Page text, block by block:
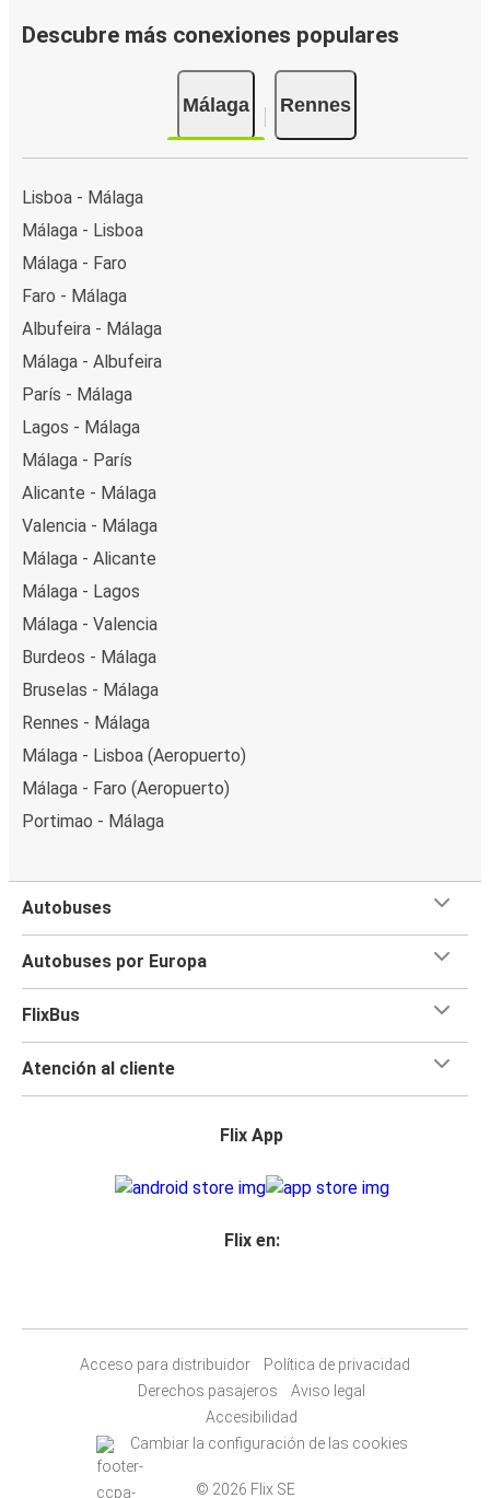
Descubre más conexiones populares
Málaga Rennes
Lisboa - Málaga
Málaga - Lisboa
Málaga - Faro
Faro - Málaga
Albufeira - Málaga
Málaga - Albufeira
París - Málaga
Lagos - Málaga
Málaga - París
Alicante - Málaga
Valencia - Málaga
Málaga - Alicante
Málaga - Lagos
Málaga - Valencia
Burdeos - Málaga
Bruselas - Málaga
Rennes - Málaga
Málaga - Lisboa (Aeropuerto)
Málaga - Faro (Aeropuerto)
Portimao - Málaga
Autobuses
Autobuses por Europa
FlixBus
Atención al cliente
Flix App
Flix en:
Acceso para distribuidor
Política de privacidad
Derechos pasajeros
Aviso legal
Accesibilidad
Cambiar la configuración de las cookies
© 2026 Flix SE